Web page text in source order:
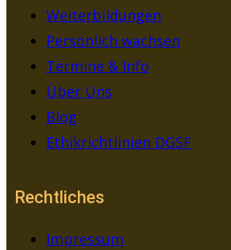
Weiterbildungen
Persönlich wachsen
Termine & Info
Über Uns
Blog
Ethikrichtlinien DGSF
Rechtliches
Impressum